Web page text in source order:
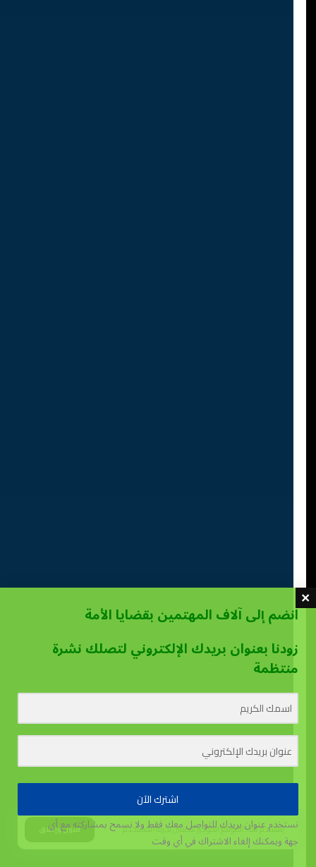
يستخدم هذا الموقع الكوكيز لتحسين تجربة المستخدم. قبول وإغلاق
انضم إلى آلاف المهتمين بقضايا الأمة
زودنا بعنوان بريدك الإلكتروني لتصلك نشرة
منتظمة
اشترك الآن
نستخدم عنوان بريدك للتواصل معك فقط ولا نسمح بمشاركته مع أي
جهةويمكنك إلغاء الاشتراك في أي وقت